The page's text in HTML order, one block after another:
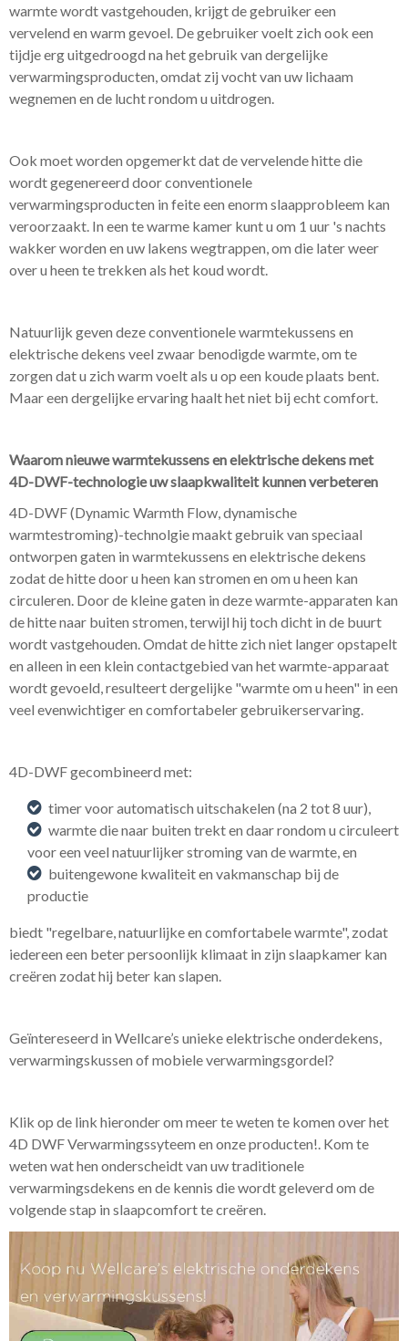
warmte wordt vastgehouden, krijgt de gebruiker een
vervelend en warm gevoel. De gebruiker voelt zich ook een
tijdje erg uitgedroogd na het gebruik van dergelijke
verwarmingsproducten, omdat zij vocht van uw lichaam
wegnemen en de lucht rondom u uitdrogen.
Ook moet worden opgemerkt dat de vervelende hitte die
wordt gegenereerd door conventionele
verwarmingsproducten in feite een enorm slaapprobleem kan
veroorzaakt. In een te warme kamer kunt u om 1 uur 's nachts
wakker worden en uw lakens wegtrappen, om die later weer
over u heen te trekken als het koud wordt.
Natuurlijk geven deze conventionele warmtekussens en
elektrische dekens veel zwaar benodigde warmte, om te
zorgen dat u zich warm voelt als u op een koude plaats bent.
Maar een dergelijke ervaring haalt het niet bij echt comfort.
Waarom nieuwe warmtekussens en elektrische dekens met
4D-DWF-technologie uw slaapkwaliteit kunnen verbeteren
4D-DWF (Dynamic Warmth Flow, dynamische
warmtestroming)-technolgie maakt gebruik van speciaal
ontworpen gaten in warmtekussens en elektrische dekens
zodat de hitte door u heen kan stromen en om u heen kan
circuleren. Door de kleine gaten in deze warmte-apparaten kan
de hitte naar buiten stromen, terwijl hij toch dicht in de buurt
wordt vastgehouden. Omdat de hitte zich niet langer opstapelt
en alleen in een klein contactgebied van het warmte-apparaat
wordt gevoeld, resulteert dergelijke "warmte om u heen" in een
veel evenwichtiger en comfortabeler gebruikerservaring.
4D-DWF gecombineerd met:
timer voor automatisch uitschakelen (na 2 tot 8 uur),
warmte die naar buiten trekt en daar rondom u circuleert
voor een veel natuurlijker stroming van de warmte, en
buitengewone kwaliteit en vakmanschap bij de
productie
biedt "regelbare, natuurlijke en comfortabele warmte", zodat
iedereen een beter persoonlijk klimaat in zijn slaapkamer kan
creëren zodat hij beter kan slapen.
Geïntereseerd in Wellcare’s unieke elektrische onderdekens,
verwarmingskussen of mobiele verwarmingsgordel?
Klik op de link hieronder om meer te weten te komen over het
4D DWF Verwarmingssyteem en onze producten!. Kom te
weten wat hen onderscheidt van uw traditionele
verwarmingsdekens en de kennis die wordt geleverd om de
volgende stap in slaapcomfort te creëren.